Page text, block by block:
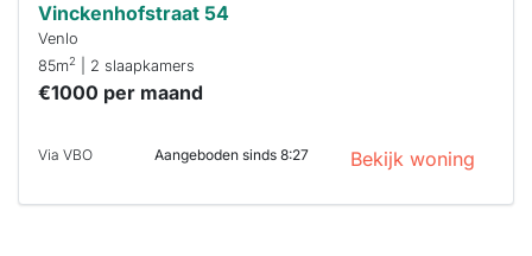
Vinckenhofstraat 54
Venlo
85m2 | 2 slaapkamers
€1000 per maand
Via VBO Aangeboden sinds 8:27 Bekijk woning